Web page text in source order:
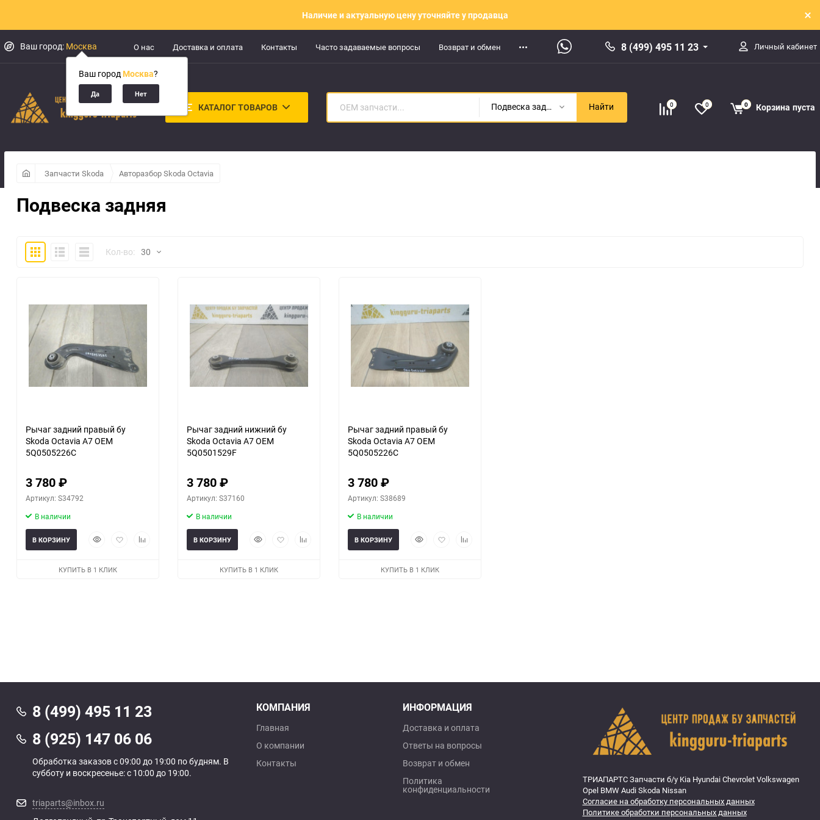
Наличие и актуальную цену уточняйте у продавца
Ваш город: Москва
Ваш город Москва?
О нас Доставка и оплата Контакты Часто задаваемые вопросы Возврат и обмен 8 (499) 495 11 23 Личный кабинет
КАТАЛОГ ТОВАРОВ Подвеска задняя Найти 0 0 0 Корзина пуста
Запчасти Skoda Авторазбор Skoda Octavia
Подвеска задняя
ПлиткаПодробноКомпактноКол-во: 30
150
Рычаг задний правый бу
Skoda Octavia A7 OEM
5Q0505226C
3 780₽
Артикул: S34792
В наличии
БыстрыйДобавитьДобавить
В КОРЗИНУ
КУПИТЬ В 1 КЛИК
Рычаг задний нижний бу
Skoda Octavia A7 OEM
5Q0501529F
3 780₽
Артикул: S37160
В наличии
БыстрыйДобавитьДобавить
В КОРЗИНУ
КУПИТЬ В 1 КЛИК
Рычаг задний правый бу
Skoda Octavia A7 OEM
5Q0505226C
3 780₽
Артикул: S38689
В наличии
БыстрыйДобавитьДобавить
В КОРЗИНУ
КУПИТЬ В 1 КЛИК
8 (499) 495 11 23
8 (925) 147 06 06
Обработка заказов с 09:00 до 19:00 по будням. В
субботу и воскресенье: с 10:00 до 19:00.
triaparts@inbox.ru
КОМПАНИЯ
Главная
О компании
Контакты
ИНФОРМАЦИЯ
Доставка и оплата
Ответы на вопросы
Возврат и обмен
Политика
конфиденциальности
ТРИАПАРТС Запчасти б/у Kia Hyundai Chevrolet Volkswagen
Opel BMW Audi Skoda Nissan
Согласие на обработку персональных данных
Политике обработки персональных данных